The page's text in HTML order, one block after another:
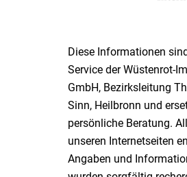
Diese Informationen
Service der Wüstenrot-
GmbH, Bezirksleitung
Sinn, Heilbronn und
persönliche Beratung.
unseren Internetseiten
Angaben und